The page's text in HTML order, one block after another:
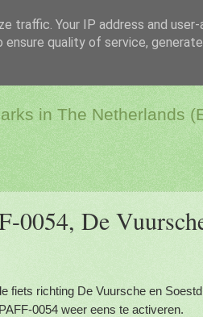
and
in The Netherlands
0054, De
fiets richting De Vuursche en
0054 weer eens te activeren.
traffic. Your IP address and
quality of service,